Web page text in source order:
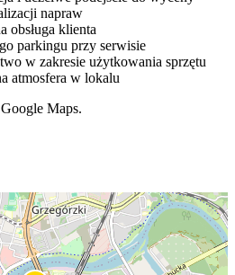
napraw
obsługa klienta
parkingu przy serwisie
w zakresie użytkowania sprzętu
atmosfera w lokalu
Maps.